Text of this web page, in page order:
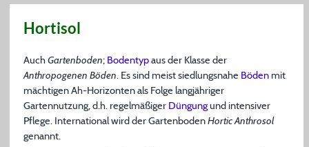
Hortisol
AuchGartenboden; Bodentypaus der Klasse der
Anthropogenen Böden. Es sind meist siedlungsnahe Bödenmit
mächtigen Ah-Horizonten als Folge langjähriger
Gartennutzung, d.h. regelmäßiger Düngungund intensiver
Pflege. International wird der GartenbodenHortic Anthrosol
genannt.